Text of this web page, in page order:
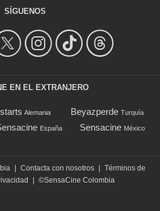
SÍGUENOS
EN EL EXTRANJERO
Alemania Beyazperde Turquía
España Sensacine México
| Contacta con nosotros | Términos de
| ©SensaCine Colombia